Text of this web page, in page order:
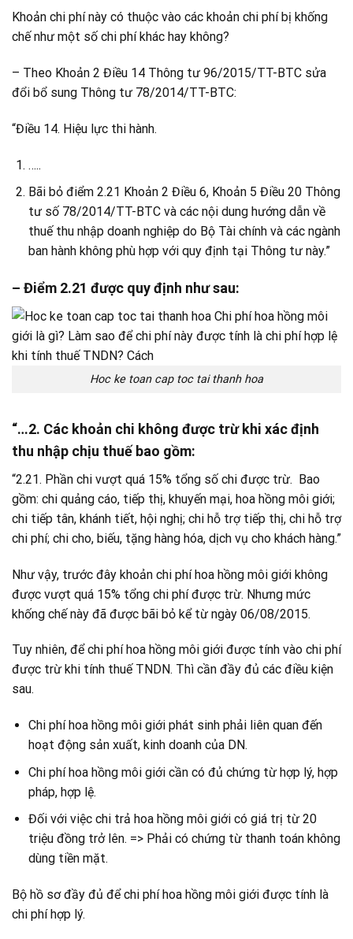
Khoản chi phí này có thuộc vào các khoản chi phí bị khống
chế như một số chi phí khác hay không?
– Theo Khoản 2 Điều 14 Thông tư 96/2015/TT-BTC sửa
đổi bổ sung Thông tư 78/2014/TT-BTC:
“Điều 14. Hiệu lực thi hành.
…..
Bãi bỏ điểm 2.21 Khoản 2 Điều 6, Khoản 5 Điều 20 Thông
tư số 78/2014/TT-BTC và các nội dung hướng dẫn về
thuế thu nhập doanh nghiệp do Bộ Tài chính và các ngành
ban hành không phù hợp với quy định tại Thông tư này.”
– Điểm 2.21 được quy định như sau:
Hoc ke toan cap toc tai thanh hoa
“…2. Các khoản chi không được trừ khi xác định
thu nhập chịu thuế bao gồm:
“2.21. Phần chi vượt quá 15% tổng số chi được trừ. Bao
gồm: chi quảng cáo, tiếp thị, khuyến mại, hoa hồng môi giới;
chi tiếp tân, khánh tiết, hội nghị; chi hỗ trợ tiếp thị, chi hỗ trợ
chi phí; chi cho, biếu, tặng hàng hóa, dịch vụ cho khách hàng.”
Như vậy, trước đây khoản chi phí hoa hồng môi giới không
được vượt quá 15% tổng chi phí được trừ. Nhưng mức
khống chế này đã được bãi bỏ kể từ ngày 06/08/2015.
Tuy nhiên, để chi phí hoa hồng môi giới được tính vào chi phí
được trừ khi tính thuế TNDN. Thì cần đầy đủ các điều kiện
sau.
Chi phí hoa hồng môi giới phát sinh phải liên quan đến
hoạt động sản xuất, kinh doanh của DN.
Chi phí hoa hồng môi giới cần có đủ chứng từ hợp lý, hợp
pháp, hợp lệ.
Đối với việc chi trả hoa hồng môi giới có giá trị từ 20
triệu đồng trở lên. => Phải có chứng từ thanh toán không
dùng tiền mặt.
Bộ hồ sơ đầy đủ để chi phí hoa hồng môi giới được tính là
chi phí hợp lý.